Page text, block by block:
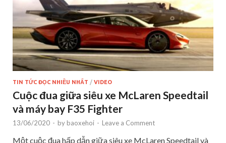
TIN TỨC ĐỌC NHIỀU NHẤT / VIDEO
Cuộc đua giữa siêu xe McLaren Speedtail
và máy bay F35 Fighter
13/06/2020 - by baoxehoi - Leave a Comment
Một cuộc đua hấp dẫn giữa siêu xe McLaren Speedtail và